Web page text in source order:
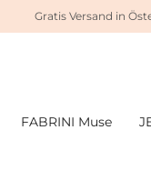
FABRINI Muse
Gratis Versand in